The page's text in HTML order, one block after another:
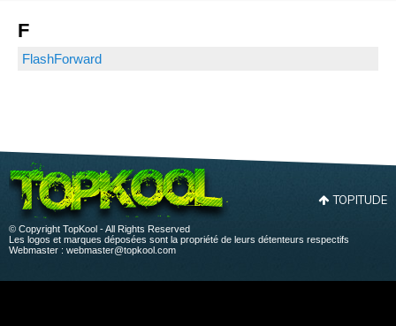
F
FlashForward
TOPITUDE
© Copyright TopKool - All Rights Reserved
Les logos et marques déposées sont la propriété de leurs détenteurs respectifs
Webmaster : webmaster@topkool.com